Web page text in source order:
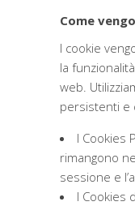
Come
I cookie
la
web.
persistenti e
I Cookies
rimangono
sessione e
I Cookies